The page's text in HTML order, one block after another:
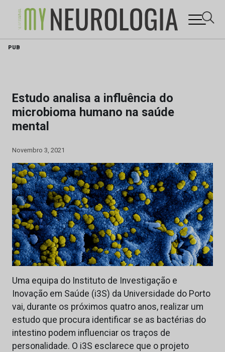
Skip
PUB
Estudo analisa a influência do
microbioma humano na saúde
mental
Novembro 3, 2021
Uma equipa do Instituto de Investigação e
Inovação em Saúde (i3S) da Universidade do Porto
vai, durante os próximos quatro anos, realizar um
estudo que procura identificar se as bactérias do
intestino podem influenciar os traços de
personalidade. O i3S esclarece que o projeto